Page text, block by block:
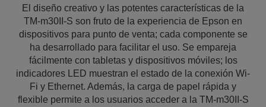
El diseño creativo y las potentes características de la
TM-m30II-S son fruto de la experiencia de Epson en
dispositivos para punto de venta; cada componente se
ha desarrollado para facilitar el uso. Se empareja
fácilmente con tabletas y dispositivos móviles; los
indicadores LED muestran el estado de la conexión Wi-
Fi y Ethernet. Además, la carga de papel rápida y
flexible permite a los usuarios acceder a la TM-m30II-S